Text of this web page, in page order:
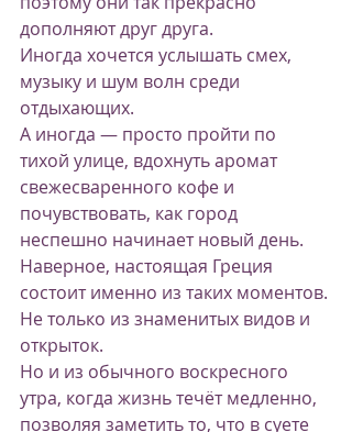
дополняют друг друга.
Иногда хочется услышать смех,
музыку и шум волн среди
отдыхающих.
А иногда — просто пройти по
тихой улице, вдохнуть аромат
свежесваренного кофе и
почувствовать, как город
неспешно начинает новый день.
Наверное, настоящая Греция
состоит именно из таких моментов.
Не только из знаменитых видов и
открыток.
Но и из обычного воскресного
утра, когда жизнь течёт медленно,
позволяя заметить то, что в суете